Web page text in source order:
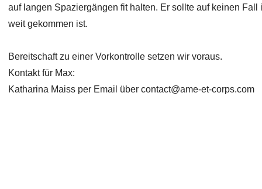
auf langen Spaziergängen fit halten. Er sollte auf keinen
weit gekommen ist.
Bereitschaft zu einer Vorkontrolle setzen wir voraus.
Kontakt für Max:
Katharina Maiss per Email über contact@ame-et-corps.com